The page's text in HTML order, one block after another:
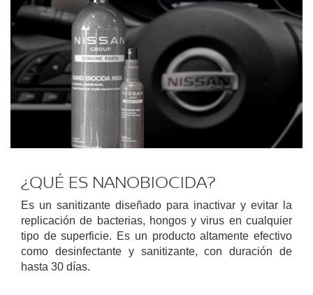
¿QUÉ ES NANOBIOCIDA?
Es un sanitizante diseñado para inactivar y evitar la
replicación de bacterias, hongos y virus en cualquier
tipo de superficie. Es un producto altamente efectivo
como desinfectante y sanitizante, con duración de
hasta 30 días.